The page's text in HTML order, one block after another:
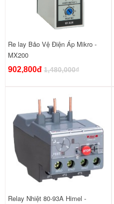
Re lay Bảo Vệ Điện Áp Mikro -
MX200
902,800đ 1,480,000₫
Relay Nhiệt 80-93A Himel -